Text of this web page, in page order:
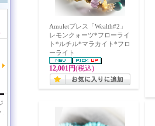
Amuletブレス「Wealth#2」
レモンクォーツ*フローライ
ト*ルチル*マラカイト*フロ
ーライト
12,001円(税込)